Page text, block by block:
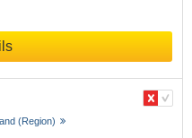
(Region)